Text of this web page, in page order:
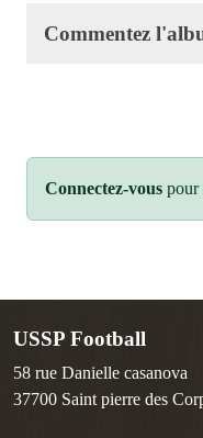
Commentez
Connectez-vous pour
USSP Football
58 rue Danielle casanova
37700 Saint pierre des